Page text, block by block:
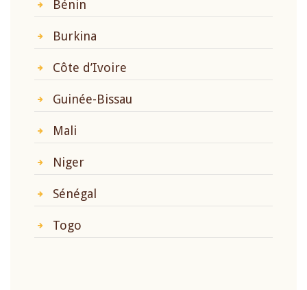
Bénin
Burkina
Côte d’Ivoire
Guinée-Bissau
Mali
Niger
Sénégal
Togo